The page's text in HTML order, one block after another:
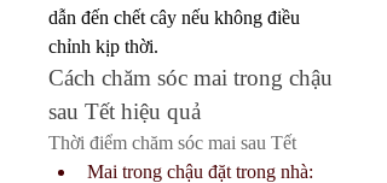
dẫn đến chết cây nếu không điều
chỉnh kịp thời.
Cách chăm sóc mai trong chậu
sau Tết hiệu quả
Thời điểm chăm sóc mai sau Tết
Mai trong chậu đặt trong nhà: